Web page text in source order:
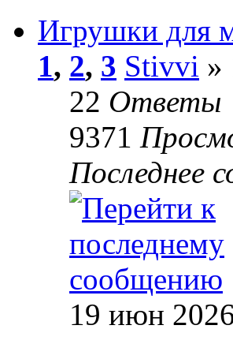
Игрушки для
1, 2, 3 Stivvi »
22 Ответы
9371
Последнее
19 июн